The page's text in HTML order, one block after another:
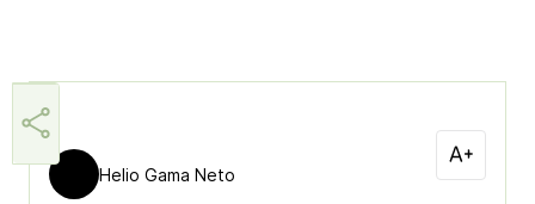
Helio Gama Neto